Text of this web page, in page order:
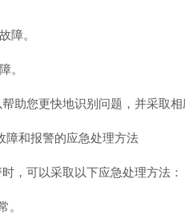
障。
。
助您更快地识别问题，并采取相
障和报警的应急处理方法
，可以采取以下应急处理方法：
。